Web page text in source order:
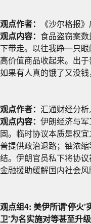
观点作者：
《沙尔格报
观点内容： 食品盗窃案
下带走。以往我睁一只
高价值商品收起来。出
如果有人真的饿了又没钱
观点作者： 汇通财经分
观点内容： 伊朗经济与
固。临时协议本质是权
普提供政治退路；铀浓
结。伊朗官员私下将协
金融援助缓解国内社会风
观点组4: 美伊所谓‘停火
卫’为名实施对等甚至升级